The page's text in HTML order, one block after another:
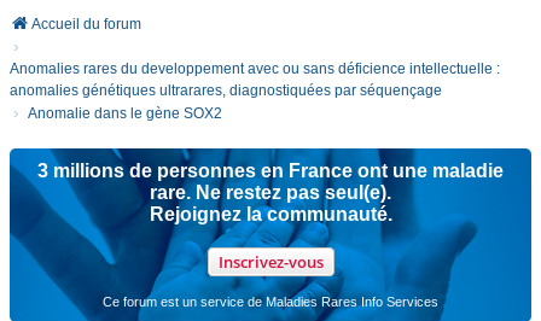
Accueil du forum
Anomalies rares du developpement avec ou sans déficience intellectuelle :
anomalies génétiques ultrarares, diagnostiquées par séquençage
Anomalie dans le gène SOX2
3 millions de personnes en France ont une maladie
rare. Ne restez pas seul(e).
Rejoignez la communauté.
Inscrivez-vous
Ce forum est un service de Maladies Rares Info Services